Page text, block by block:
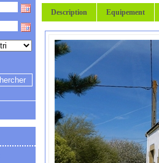
Description Equipement